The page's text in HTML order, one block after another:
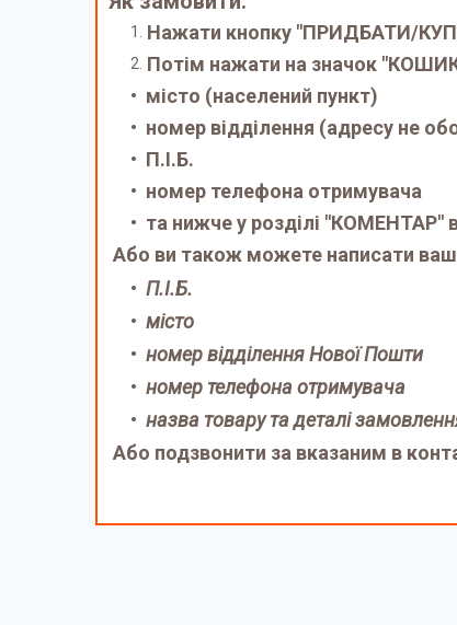
Нажати кнопку "ПРИДБАТИ/
Потім нажати на значок
місто (населений пункт)
номер відділення (адресу не
П.І.Б.
номер телефона отримувача
та нижче у розділі "КОМЕНТАР"
Або ви також можете написати
П.І.Б.
місто
номер відділення Нової Пошти
номер телефона отримувача
назва товару та деталі
Або подзвонити за вказаним в